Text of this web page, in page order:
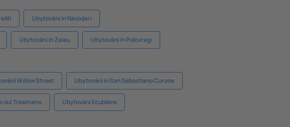
Ubytování in Navodari
Ubytování in Zalau Ubytování in Polovragi
Willow Street Ubytování in San Sebastiano Curone
sul Trasimeno Ubytování Ecublens